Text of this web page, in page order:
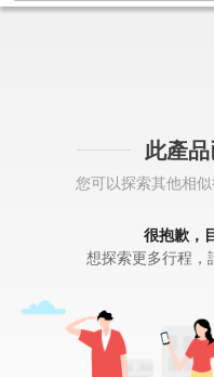
此產
您可以探索其他相
很抱歉，
想探索更多行程，